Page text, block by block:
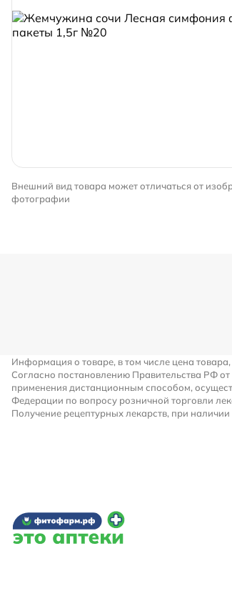
Внешний вид товара может отличаться от
фотографии
Информация о товаре, в том числе цена
Согласно постановлению Правительства РФ
применения дистанционным способом,
Федерации по вопросу розничной торговли
Получение рецептурных лекарств, при